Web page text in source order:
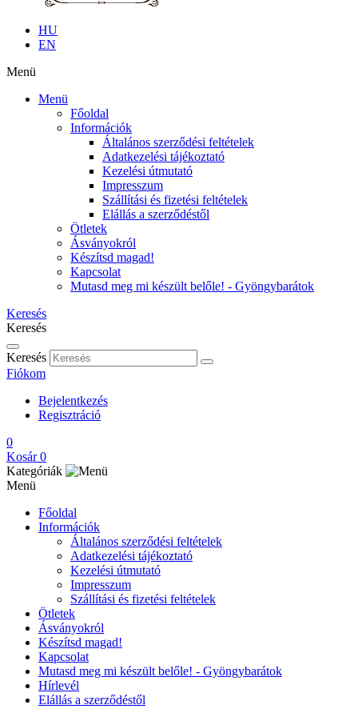
HU
EN
Menü
Menü
Főoldal
Információk
Általános szerződési feltételek
Adatkezelési tájékoztató
Kezelési útmutató
Impresszum
Szállítási és fizetési feltételek
Elállás a szerződéstől
Ötletek
Ásványokról
Készítsd magad!
Kapcsolat
Mutasd meg mi készült belőle! - Gyöngybarátok
Keresés
Keresés
Keresés
Fiókom
Bejelentkezés
Regisztráció
0
Kosár 0
Kategóriák
Menü
Főoldal
Információk
Általános szerződési feltételek
Adatkezelési tájékoztató
Kezelési útmutató
Impresszum
Szállítási és fizetési feltételek
Ötletek
Ásványokról
Készítsd magad!
Kapcsolat
Mutasd meg mi készült belőle! - Gyöngybarátok
Hírlevél
Elállás a szerződéstől